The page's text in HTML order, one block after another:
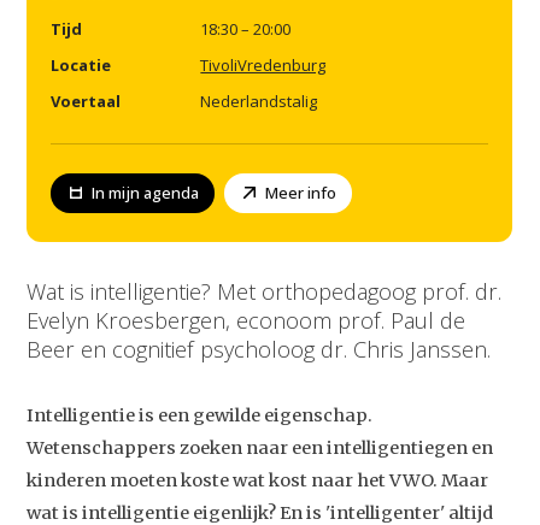
Tijd
18:30 – 20:00
Locatie
TivoliVredenburg
Voertaal
Nederlandstalig
In mijn agenda Meer info
Wat is intelligentie? Met orthopedagoog prof. dr.
Evelyn Kroesbergen, econoom prof. Paul de
Beer en cognitief psycholoog dr. Chris Janssen.
Intelligentie is een gewilde eigenschap.
Wetenschappers zoeken naar een intelligentiegen en
kinderen moeten koste wat kost naar het VWO. Maar
wat is intelligentie eigenlijk? En is 'intelligenter' altijd